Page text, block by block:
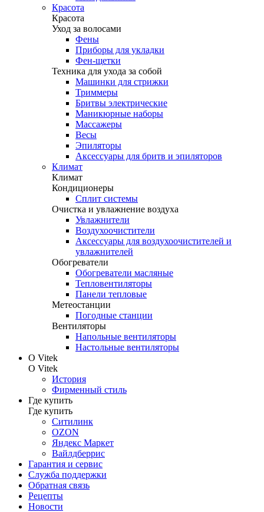
Красота
Красота
Уход за волосами
Фены
Приборы для укладки
Фен-щетки
Техника для ухода за собой
Машинки для стрижки
Триммеры
Бритвы электрические
Маникюрные наборы
Массажеры
Весы
Эпиляторы
Аксессуары для бритв и эпиляторов
Климат
Климат
Кондиционеры
Сплит системы
Очистка и увлажнение воздуха
Увлажнители
Воздухоочистители
Аксессуары для воздухоочистителей и
увлажнителей
Обогреватели
Обогреватели масляные
Тепловентиляторы
Панели тепловые
Метеостанции
Погодные станции
Вентиляторы
Напольные вентиляторы
Настольные вентиляторы
О Vitek
О Vitek
История
Фирменный стиль
Где купить
Где купить
Ситилинк
OZON
Яндекс Маркет
Вайлдберрис
Гарантия и сервис
Служба поддержки
Обратная связь
Рецепты
Новости